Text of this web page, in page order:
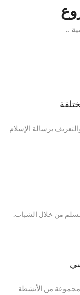
..
برسالة الإسلام
من خلال الشباب.
مجموعة من الأنشطة